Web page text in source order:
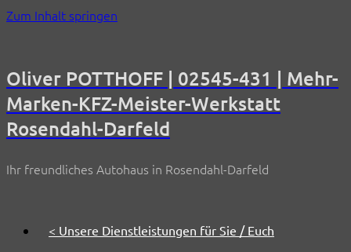
Zum Inhalt springen
Oliver POTTHOFF | 02545-431 | Mehr-
Marken-KFZ-Meister-Werkstatt
Rosendahl-Darfeld
Ihr freundliches Autohaus in Rosendahl-Darfeld
< Unsere Dienstleistungen für Sie / Euch